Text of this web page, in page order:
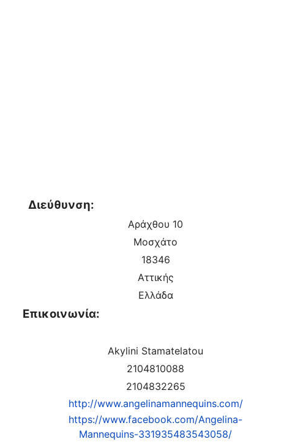
Διεύθυνση:
Αράχθου 10
Μοσχάτο
18346
Αττικής
Ελλάδα
Επικοινωνία:
Akylini Stamatelatou
2104810088
2104832265
http://www.angelinamannequins.com/
https://www.facebook.com/Angelina-
Mannequins-331935483543058/